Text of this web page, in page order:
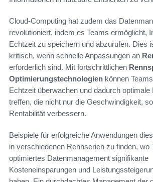
Cloud-Computing hat zudem das
revolutioniert, indem es Teams ermöglicht,
Echtzeit zu speichern und abzurufen. Dies
kritisch, wenn schnelle Anpassungen an
erforderlich sind. Mit fortschrittlichen
Optimierungstechnologien können
Echtzeit überwachen und dadurch optimale
treffen, die nicht nur die Geschwindigkeit,
Rentabilität verbessern.
Beispiele für erfolgreiche Anwendungen
in verschiedenen Rennserien zu finden, wo
optimiertes Datenmanagement signifikante
Kosteneinsparungen und